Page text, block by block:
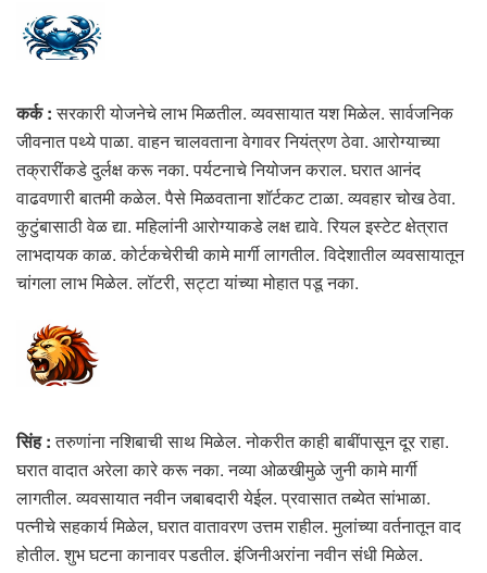
कर्क :सरकारी योजनेचे लाभ मिळतील. व्यवसायात यश मिळेल. सार्वजनिक
जीवनात पथ्ये पाळा. वाहन चालवताना वेगावर नियंत्रण ठेवा. आरोग्याच्या
तक्रारींकडे दुर्लक्ष करू नका. पर्यटनाचे नियोजन कराल. घरात आनंद
वाढवणारी बातमी कळेल. पैसे मिळवताना शॉर्टकट टाळा. व्यवहार चोख ठेवा.
कुटुंबासाठी वेळ द्या. महिलांनी आरोग्याकडे लक्ष द्यावे. रियल इस्टेट क्षेत्रात
लाभदायक काळ. कोर्टकचेरीची कामे मार्गी लागतील. विदेशातील व्यवसायातून
चांगला लाभ मिळेल. लॉटरी, सट्टा यांच्या मोहात पडू नका.
सिंह :तरुणांना नशिबाची साथ मिळेल. नोकरीत काही बाबींपासून दूर राहा.
घरात वादात अरेला कारे करू नका. नव्या ओळखीमुळे जुनी कामे मार्गी
लागतील. व्यवसायात नवीन जबाबदारी येईल. प्रवासात तब्येत सांभाळा.
पत्नीचे सहकार्य मिळेल, घरात वातावरण उत्तम राहील. मुलांच्या वर्तनातून वाद
होतील. शुभ घटना कानावर पडतील. इंजिनीअरांना नवीन संधी मिळेल.